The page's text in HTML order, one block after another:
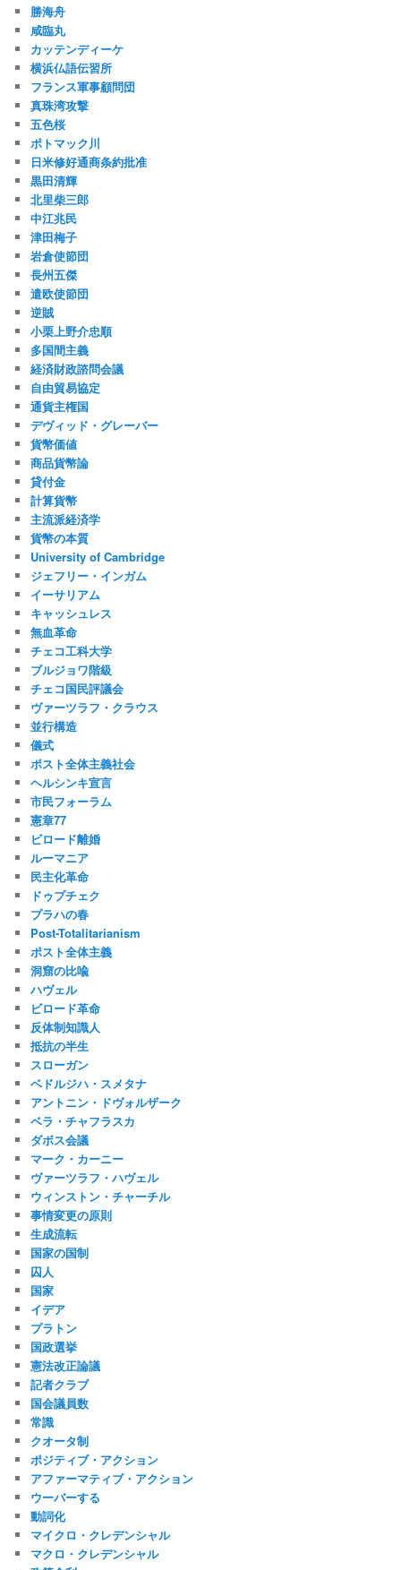
勝海舟
咸臨丸
カッテンディーケ
横浜仏語伝習所
フランス軍事顧問団
真珠湾攻撃
五色桜
ポトマック川
日米修好通商条約批准
黒田清輝
北里柴三郎
中江兆民
津田梅子
岩倉使節団
長州五傑
遣欧使節団
逆賊
小栗上野介忠順
多国間主義
経済財政諮問会議
自由貿易協定
通貨主権国
デヴィッド・グレーバー
貨幣価値
商品貨幣論
貸付金
計算貨幣
主流派経済学
貨幣の本質
University of Cambridge
ジェフリー・インガム
イーサリアム
キャッシュレス
無血革命
チェコ工科大学
ブルジョワ階級
チェコ国民評議会
ヴァーツラフ・クラウス
並行構造
儀式
ポスト全体主義社会
ヘルシンキ宣言
市民フォーラム
憲章77
ビロード離婚
ルーマニア
民主化革命
ドゥプチェク
プラハの春
Post-Totalitarianism
ポスト全体主義
洞窟の比喩
ハヴェル
ビロード革命
反体制知識人
抵抗の半生
スローガン
ベドルジハ・スメタナ
アントニン・ドヴォルザーク
ベラ・チャフラスカ
ダボス会議
マーク・カーニー
ヴァーツラフ・ハヴェル
ウィンストン・チャーチル
事情変更の原則
生成流転
国家の国制
囚人
国家
イデア
プラトン
国政選挙
憲法改正論議
記者クラブ
国会議員数
常識
クオータ制
ポジティブ・アクション
アファーマティブ・アクション
ウーバーする
動詞化
マイクロ・クレデンシャル
マクロ・クレデンシャル